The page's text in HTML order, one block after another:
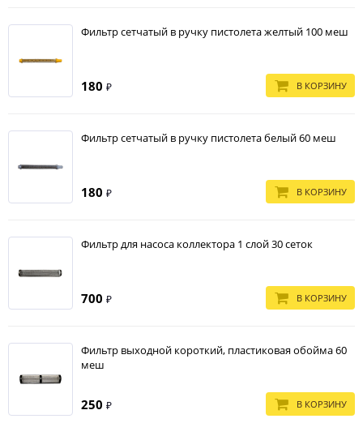
Фильтр сетчатый в ручку пистолета желтый 100 меш
180 ₽ В КОРЗИНУ
Фильтр сетчатый в ручку пистолета белый 60 меш
180 ₽ В КОРЗИНУ
Фильтр для насоса коллектора 1 слой 30 сеток
700 ₽ В КОРЗИНУ
Фильтр выходной короткий, пластиковая обойма 60
меш
250 ₽ В КОРЗИНУ